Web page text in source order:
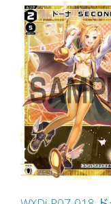
LB」
數
量